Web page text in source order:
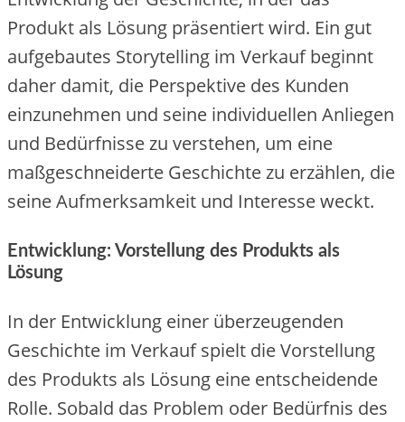
Produkt als Lösung präsentiert wird. Ein gut
aufgebautes Storytelling im Verkauf beginnt
daher damit, die Perspektive des Kunden
einzunehmen und seine individuellen Anliegen
und Bedürfnisse zu verstehen, um eine
maßgeschneiderte Geschichte zu erzählen, die
seine Aufmerksamkeit und Interesse weckt.
Entwicklung: Vorstellung des Produkts als
Lösung
In der Entwicklung einer überzeugenden
Geschichte im Verkauf spielt die Vorstellung
des Produkts als Lösung eine entscheidende
Rolle. Sobald das Problem oder Bedürfnis des